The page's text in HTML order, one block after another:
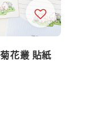
花叢 貼紙